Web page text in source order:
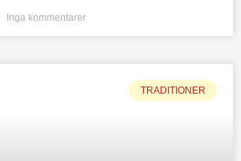
Inga kommentarer
TRADITIONER